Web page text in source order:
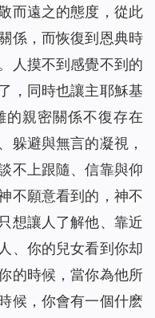
而遠之的態度，從此
係，而恢復到恩典時
人摸不到感覺不到的
，同時也讓主耶穌基
親密關係不復存在
躲避與無言的凝視，
不上跟隨、信靠與仰
不願意看到的，神不
想讓人了解他、靠近
、你的兒女看到你却
的時候，當你為他所
候，你會有一個什麽